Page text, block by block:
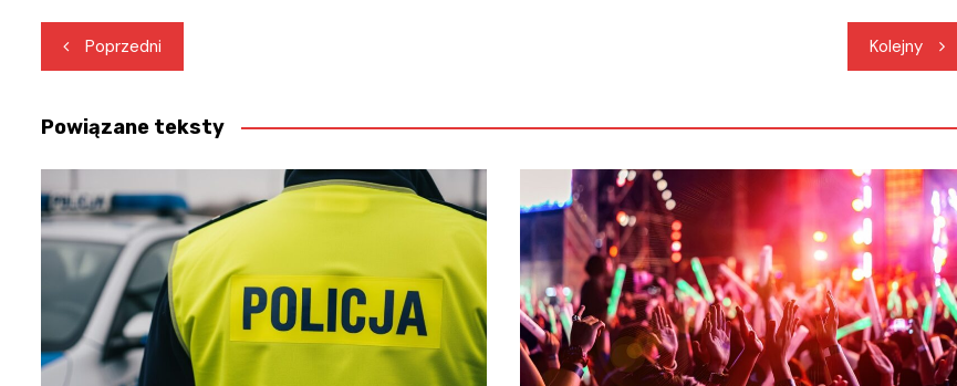
Nawigacja
wpisu
Poprzedni Kolejny
Powiązane teksty